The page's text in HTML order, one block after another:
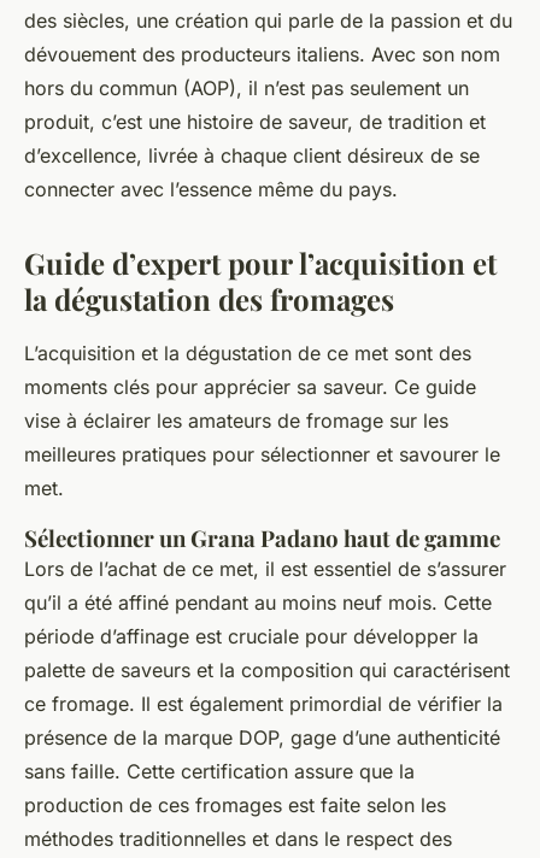
des siècles, une création qui parle de la passion et du
dévouement des producteurs italiens. Avec son nom
hors du commun (AOP), il n’est pas seulement un
produit, c’est une histoire de saveur, de tradition et
d’excellence, livrée à chaque client désireux de se
connecter avec l’essence même du pays.
Guide d’expert pour l’acquisition et
la dégustation des fromages
L’acquisition et la dégustation de ce met sont des
moments clés pour apprécier sa saveur. Ce guide
vise à éclairer les amateurs de fromage sur les
meilleures pratiques pour sélectionner et savourer le
met.
Sélectionner un Grana Padano haut de gamme
Lors de l’achat de ce met, il est essentiel de s’assurer
qu’il a été affiné pendant au moins neuf mois. Cette
période d’affinage est cruciale pour développer la
palette de saveurs et la composition qui caractérisent
ce fromage. Il est également primordial de vérifier la
présence de la marque DOP, gage d’une authenticité
sans faille. Cette certification assure que la
production de ces fromages est faite selon les
méthodes traditionnelles et dans le respect des